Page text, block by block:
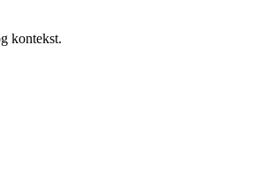
kontekst.